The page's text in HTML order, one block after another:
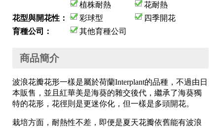
植株耐熱
花耐熱
花型與開花性：
彩球型
四季開花
育種公司：
其他育種公司
商品簡介
波浪花瓣花形一樣是屬於荷蘭Interplant的品種，不過由日
本販售，並且紅華美是海葵的雜交後代，繼承了海葵獨
特的花形，花徑則是更迷你化，但一樣是多頭開花。
栽培方面，耐熱性不差，即便是夏天花瓣依舊能有波浪